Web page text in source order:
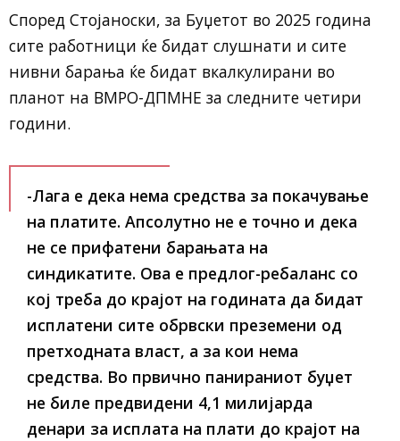
Според Стојаноски, за Буџетот во 2025 година
сите работници ќе бидат слушнати и сите
нивни барања ќе бидат вкалкулирани во
планот на ВМРО-ДПМНЕ за следните четири
години.
-Лага е дека нема средства за покачување
на платите. Апсолутно не е точно и дека
не се прифатени барањата на
синдикатите. Ова е предлог-ребаланс со
кој треба до крајот на годината да бидат
исплатени сите обрвски преземени од
претходната власт, а за кои нема
средства. Во првично панираниот буџет
не биле предвидени 4,1 милијарда
денари за исплата на плати до крајот на